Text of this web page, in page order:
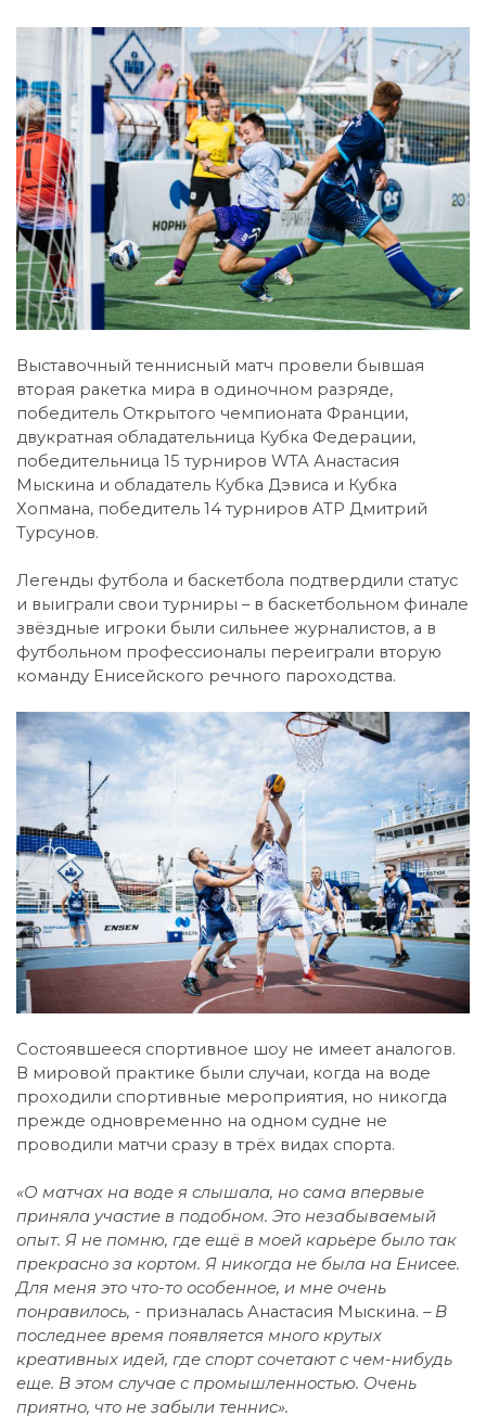
Выставочный теннисный матч провели бывшая
вторая ракетка мира в одиночном разряде,
победитель Открытого чемпионата Франции,
двукратная обладательница Кубка Федерации,
победительница 15 турниров WTA Анастасия
Мыскина и обладатель Кубка Дэвиса и Кубка
Хопмана, победитель 14 турниров ATP Дмитрий
Турсунов.
Легенды футбола и баскетбола подтвердили статус
и выиграли свои турниры – в баскетбольном финале
звёздные игроки были сильнее журналистов, а в
футбольном профессионалы переиграли вторую
команду Енисейского речного пароходства.
Состоявшееся спортивное шоу не имеет аналогов.
В мировой практике были случаи, когда на воде
проходили спортивные мероприятия, но никогда
прежде одновременно на одном судне не
проводили матчи сразу в трёх видах спорта.
«О матчах на воде я слышала, но сама впервые
приняла участие в подобном. Это незабываемый
опыт. Я не помню, где ещё в моей карьере было так
прекрасно за кортом. Я никогда не была на Енисее.
Для меня это что-то особенное, и мне очень
понравилось, - призналась Анастасия Мыскина. – В
последнее время появляется много крутых
креативных идей, где спорт сочетают с чем-нибудь
еще. В этом случае с промышленностью. Очень
приятно, что не забыли теннис».